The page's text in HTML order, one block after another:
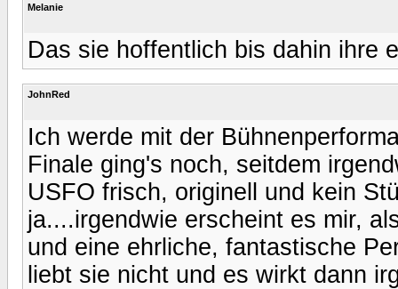
Melanie
Das sie hoffentlich bis dahin ihre
JohnRed
Ich werde mit der
Finale ging's noch, seitdem
USFO frisch, originell und kein
ja....irgendwie erscheint es mir,
und eine ehrliche, fantastische
liebt sie nicht und es wirkt dann